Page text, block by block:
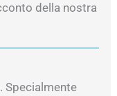
della nostra
Specialmente